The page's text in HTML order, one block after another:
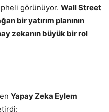
görünüyor. Wall Street
bir yatırım planının
zekanın büyük bir rol
Yapay Zeka Eylem